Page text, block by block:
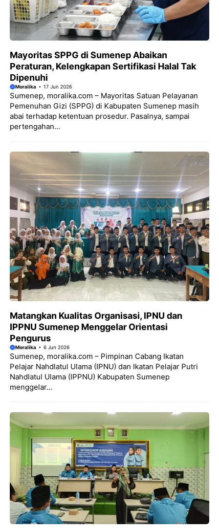
Mayoritas SPPG di Sumenep Abaikan
Peraturan, Kelengkapan Sertifikasi Halal Tak
Dipenuhi
Moralika 17 Jun 2026
Sumenep, moralika.com – Mayoritas Satuan Pelayanan
Pemenuhan Gizi (SPPG) di Kabupaten Sumenep masih
abai terhadap ketentuan prosedur. Pasalnya, sampai
pertengahan...
Matangkan Kualitas Organisasi, IPNU dan
IPPNU Sumenep Menggelar Orientasi
Pengurus
Moralika 6 Jun 2026
Sumenep, moralika.com – Pimpinan Cabang Ikatan
Pelajar Nahdlatul Ulama (IPNU) dan Ikatan Pelajar Putri
Nahdlatul Ulama (IPPNU) Kabupaten Sumenep
menggelar...